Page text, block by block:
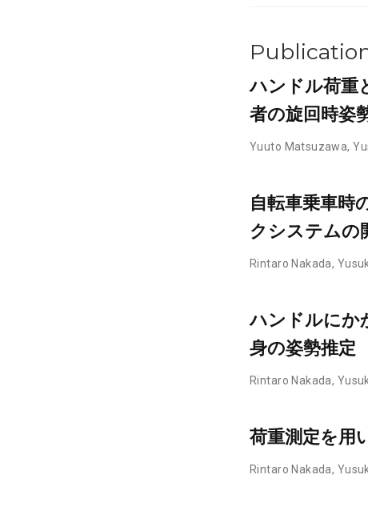
ハンドル荷重
者の旋回時姿
Yuuto Matsuzawa,
自転車乗車時
クシステムの
Rintaro Nakada,
ハンドルにか
身の姿勢推定
Rintaro Nakada,
荷重測定を用
Rintaro Nakada,